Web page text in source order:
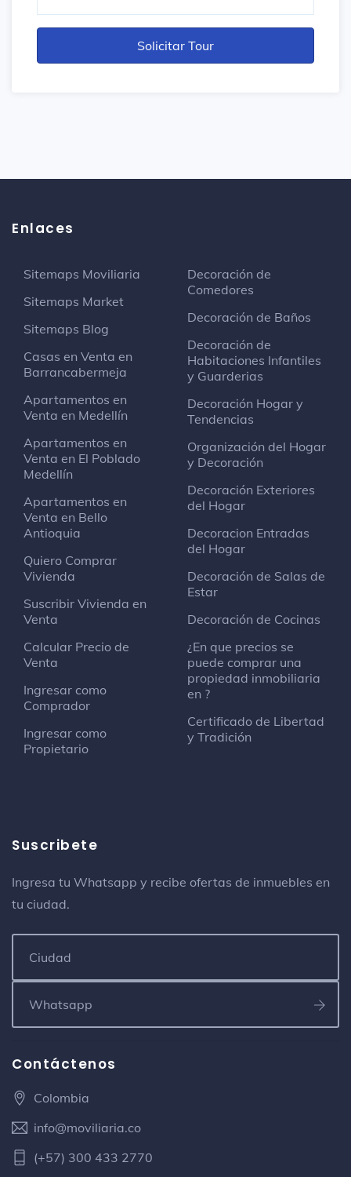
Enlaces
Sitemaps Moviliaria
Sitemaps Market
Sitemaps Blog
Casas en Venta en
Barrancabermeja
Apartamentos en
Venta en Medellín
Apartamentos en
Venta en El Poblado
Medellín
Apartamentos en
Venta en Bello
Antioquia
Quiero Comprar
Vivienda
Suscribir Vivienda en
Venta
Calcular Precio de
Venta
Ingresar como
Comprador
Ingresar como
Propietario
Decoración de
Comedores
Decoración de Baños
Decoración de
Habitaciones Infantiles
y Guarderias
Decoración Hogar y
Tendencias
Organización del Hogar
y Decoración
Decoración Exteriores
del Hogar
Decoracion Entradas
del Hogar
Decoración de Salas de
Estar
Decoración de Cocinas
¿En que precios se
puede comprar una
propiedad inmobiliaria
en ?
Certificado de Libertad
y Tradición
Suscribete
Ingresa tu Whatsapp y recibe ofertas de inmuebles en
tu ciudad.
Contáctenos
Colombia
info@moviliaria.co
(+57) 300 433 2770